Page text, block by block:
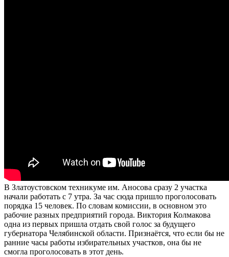
В Златоустовском техникуме им. Аносова сразу 2 участка
начали работать с 7 утра. За час сюда пришло проголосовать
порядка 15 человек. По словам комиссии, в основном это
рабочие разных предприятий города. Виктория Колмакова
одна из первых пришла отдать свой голос за будущего
губернатора Челябинской области. Признаётся, что если бы не
ранние часы работы избирательных участков, она бы не
смогла проголосовать в этот день.